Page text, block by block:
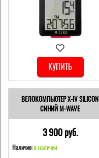
КУПИТЬ
ВЕЛОКОМПЬЮТЕР X-IV SILICON
СИНИЙ M-WAVE
3 900 pуб.
Наличие:в наличии